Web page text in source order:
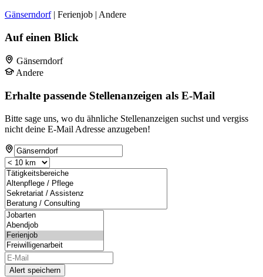
Gänserndorf| Ferienjob | Andere
Auf einen Blick
Gänserndorf
Andere
Erhalte passende Stellenanzeigen als E-Mail
Bitte sage uns, wo du ähnliche Stellenanzeigen suchst und vergiss
nicht deine E-Mail Adresse anzugeben!
Alert speichern